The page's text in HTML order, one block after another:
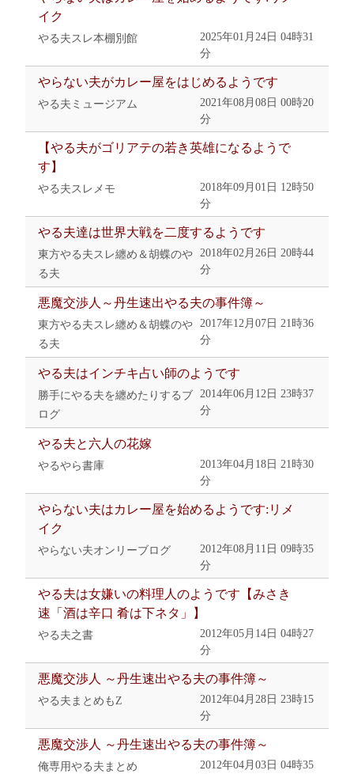
イク
やる夫スレ本棚別館
2025年01月24日 04時31
分
やらない夫がカレー屋をはじめるようです
やる夫ミュージアム
2021年08月08日 00時20
分
【やる夫がゴリアテの若き英雄になるようで
す】
やる夫スレメモ
2018年09月01日 12時50
分
やる夫達は世界大戦を二度するようです
東方やる夫スレ纏め＆胡蝶のや
る夫
2018年02月26日 20時44
分
悪魔交渉人～丹生速出やる夫の事件簿～
東方やる夫スレ纏め＆胡蝶のや
る夫
2017年12月07日 21時36
分
やる夫はインチキ占い師のようです
勝手にやる夫を纏めたりするブ
ログ
2014年06月12日 23時37
分
やる夫と六人の花嫁
やるやら書庫
2013年04月18日 21時30
分
やらない夫はカレー屋を始めるようです:リメ
イク
やらない夫オンリーブログ
2012年08月11日 09時35
分
やる夫は女嫌いの料理人のようです【みさき
速「酒は辛口 肴は下ネタ」】
やる夫之書
2012年05月14日 04時27
分
悪魔交渉人 ～丹生速出やる夫の事件簿～
やる夫まとめもZ
2012年04月28日 23時15
分
悪魔交渉人 ～丹生速出やる夫の事件簿～
俺専用やる夫まとめ
2012年04月03日 04時35